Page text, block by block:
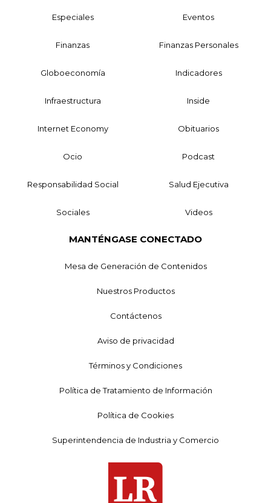
Especiales Eventos
Finanzas Finanzas Personales
Globoeconomía Indicadores
Infraestructura Inside
Internet Economy Obituarios
Ocio Podcast
Responsabilidad Social Salud Ejecutiva
Sociales Videos
MANTÉNGASE CONECTADO
Mesa de Generación de Contenidos
Nuestros Productos
Contáctenos
Aviso de privacidad
Términos y Condiciones
Política de Tratamiento de Información
Política de Cookies
Superintendencia de Industria y Comercio